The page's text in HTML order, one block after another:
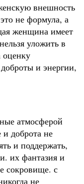
внешность
не формула, а
женщина имеет
уложить в
и энергии,
атмосферой
и доброта не
и поддержать,
их фантазия и
сокровище. с
не